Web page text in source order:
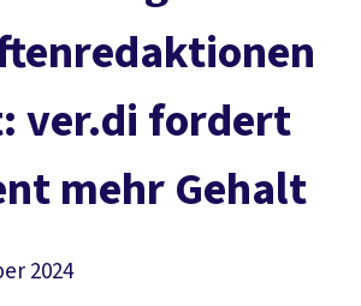
ver.di fordert
mehr Gehalt
2024